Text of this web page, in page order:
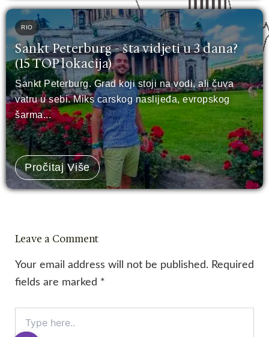
RIO
Sankt Peterburg - šta vidjeti u 3 dana?
(15 TOP lokacija)
Sankt Peterburg. Grad koji stoji na vodi, ali čuva
vatru u sebi. Miks carskog naslijeđa, evropskog
šarma...
Pročitaj Više
Leave a Comment
Your email address will not be published. Required
fields are marked *
here..